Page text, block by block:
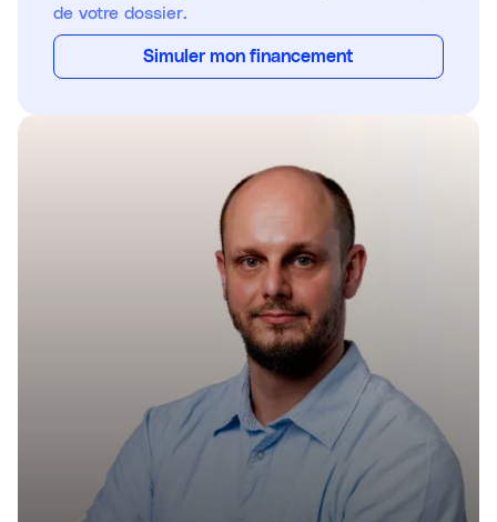
de votre dossier.
Simuler mon financement